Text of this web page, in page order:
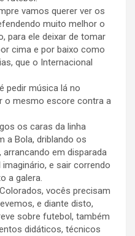
vamos querer ver os
muito melhor o
para ele deixar de tomar
cima e por baixo como
que o Internacional
pedir música lá no
o mesmo escore contra a
os caras da linha
a Bola, driblando os
em disparada
e sair correndo
a galera.
vocês precisam
e diante disto,
sobre futebol, também
didáticos, técnicos